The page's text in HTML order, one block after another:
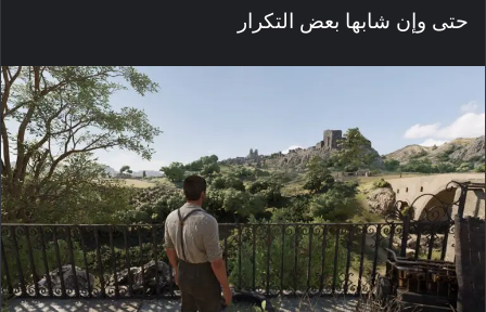
حتى وإن شابها بعض التكرار